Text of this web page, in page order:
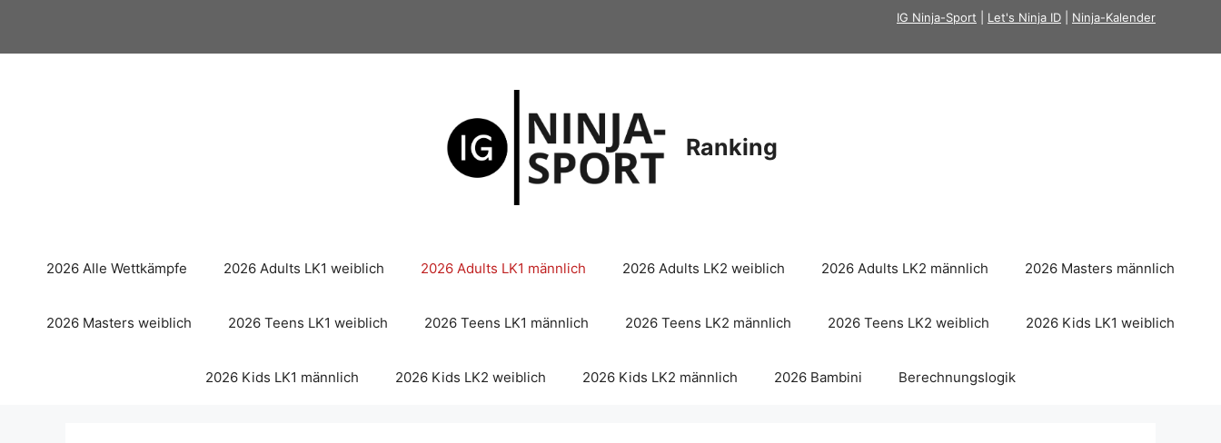
springen
IG Ninja-Sport Let's Ninja ID Ninja-Kalender
Ranking
2026 Alle Wettkämpfe 2026 Adults LK1 weiblich 2026 Adults LK1 männlich 2026 Adults LK2 weiblich 2026 Adults LK2 männlich 2026 Masters männlich
2026 Masters weiblich 2026 Teens LK1 weiblich 2026 Teens LK1 männlich 2026 Teens LK2 männlich 2026 Teens LK2 weiblich 2026 Kids LK1 weiblich
2026 Kids LK1 männlich 2026 Kids LK2 weiblich 2026 Kids LK2 männlich 2026 Bambini Berechnungslogik